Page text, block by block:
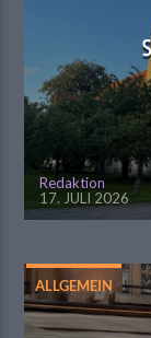
Redaktion
17. JULI 2026
ALLGEMEIN